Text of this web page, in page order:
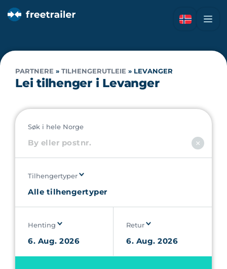
PARTNERE » TILHENGERUTLEIE » LEVANGER
Lei tilhenger i Levanger
Søk i hele Norge
Tilhengertyper
Henting Retur